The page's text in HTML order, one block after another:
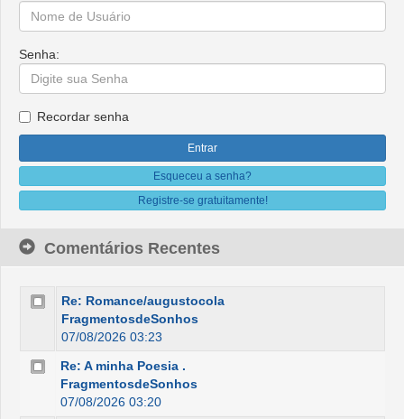
Senha:
Recordar senha
Esqueceu a senha?
Registre-se gratuitamente!
Comentários Recentes
Re: Romance/augustocola
FragmentosdeSonhos
07/08/2026 03:23
Re: A minha Poesia .
FragmentosdeSonhos
07/08/2026 03:20